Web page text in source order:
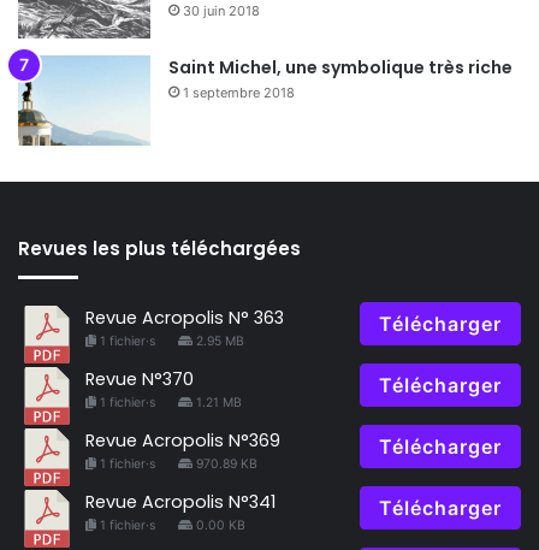
30 juin 2018
Saint Michel, une symbolique très riche
1 septembre 2018
Revues les plus téléchargées
Revue Acropolis N° 363
1 fichier·s 2.95 MB
Télécharger
Revue N°370
1 fichier·s 1.21 MB
Télécharger
Revue Acropolis N°369
1 fichier·s 970.89 KB
Télécharger
Revue Acropolis N°341
1 fichier·s 0.00 KB
Télécharger